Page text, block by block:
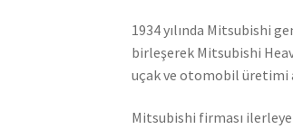
1934 yılında Mitsubishi
birleşerek Mitsubishi
uçak ve otomobil üretimi
Mitsubishi firması